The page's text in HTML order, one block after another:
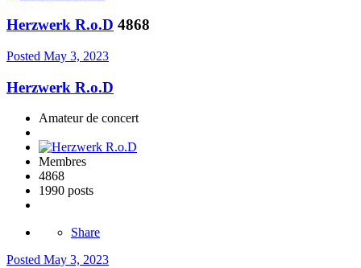
Herzwerk R.o.D 4868
Posted May 3, 2023
Herzwerk R.o.D
Amateur de concert
Membres
4868
1990 posts
Share
Posted May 3, 2023